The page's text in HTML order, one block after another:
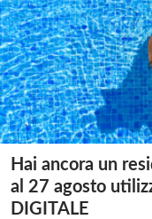
Hai ancora un
al 27 agosto
DIGITALE